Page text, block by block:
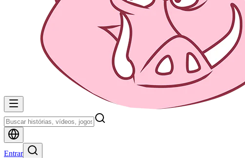
Entrar